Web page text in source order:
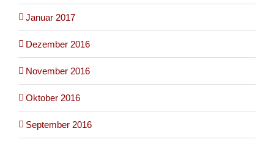
Januar 2017
Dezember 2016
November 2016
Oktober 2016
September 2016